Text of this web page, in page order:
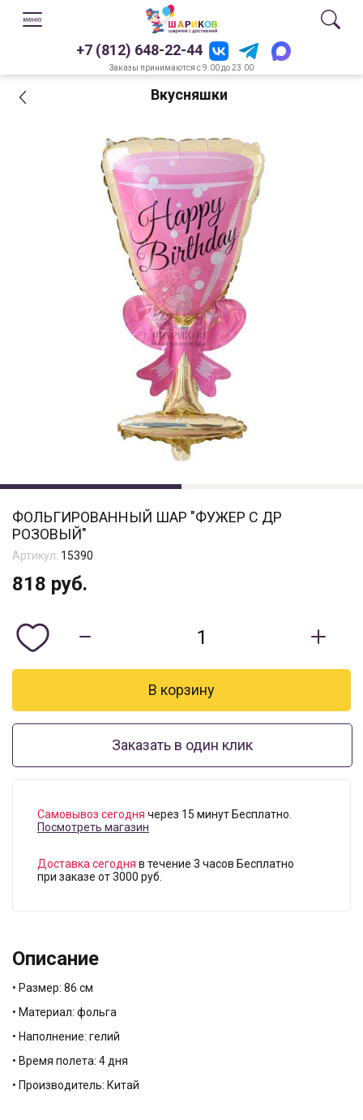
+7 (812) 648-22-44
Заказы принимаются с 9.00 до 23.00
Вкусняшки
ФОЛЬГИРОВАННЫЙ ШАР "ФУЖЕР С ДР
РОЗОВЫЙ"
Артикул: 15390
818 руб.
Заказать в один клик
Самовывоз сегодня через 15 минут Бесплатно.
Посмотреть магазин
Доставка сегодня в течение 3 часов Бесплатно
при заказе от 3000 руб.
Описание
• Размер: 86 см
• Материал: фольга
• Наполнение: гелий
• Время полета: 4 дня
• Производитель: Китай